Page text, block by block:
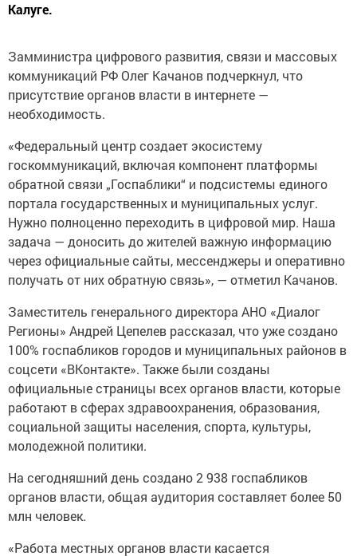
Калуге.
Замминистра цифрового развития, связи и массовых
коммуникаций РФ Олег Качанов подчеркнул, что
присутствие органов власти в интернете —
необходимость.
«Федеральный центр создает экосистему
госкоммуникаций, включая компонент платформы
обратной связи „Госпаблики“ и подсистемы единого
портала государственных и муниципальных услуг.
Нужно полноценно переходить в цифровой мир. Наша
задача — доносить до жителей важную информацию
через официальные сайты, мессенджеры и оперативно
получать от них обратную связь», — отметил Качанов.
Заместитель генерального директора АНО «Диалог
Регионы» Андрей Цепелев рассказал, что уже создано
100% госпабликов городов и муниципальных районов в
соцсети «ВКонтакте». Также были созданы
официальные страницы всех органов власти, которые
работают в сферах здравоохранения, образования,
социальной защиты населения, спорта, культуры,
молодежной политики.
На сегодняшний день создано 2 938 госпабликов
органов власти, общая аудитория составляет более 50
млн человек.
«Работа местных органов власти касается